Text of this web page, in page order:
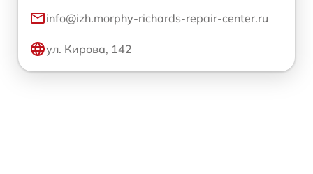
info@izh.morphy-richards-repair-center.ru
ул. Кирова, 142